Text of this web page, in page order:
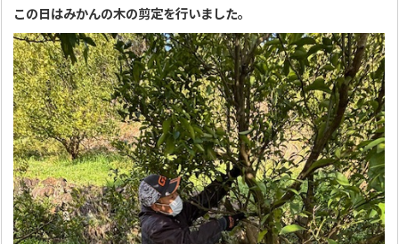
この日はみかんの木の剪定を行いました。